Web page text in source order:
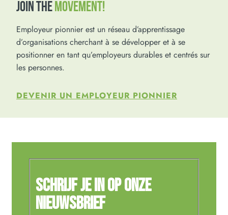
JOIN THEMOVEMENT!
Employeur pionnier est un réseau d’apprentissage
d’organisations cherchant à se développer et à se
positionner en tant qu’employeurs durables et centrés sur
les personnes.
DEVENIR UN EMPLOYEUR PIONNIER